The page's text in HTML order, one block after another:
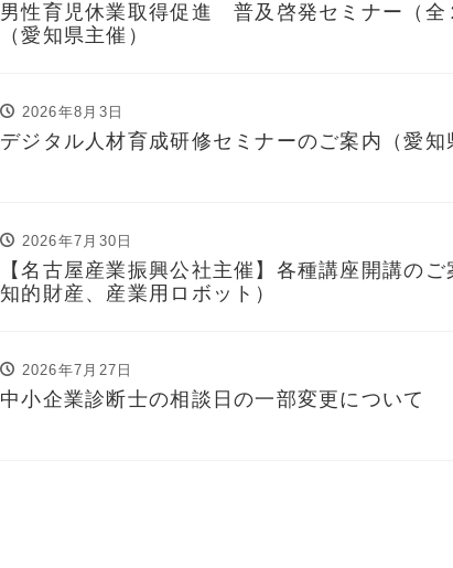
男性育児休業取得促進 普及啓発セミナー（全
（愛知県主催）
2026年8月3日
デジタル人材育成研修セミナーのご案内（愛知
2026年7月30日
【名古屋産業振興公社主催】各種講座開講のご
知的財産、産業用ロボット）
2026年7月27日
中小企業診断士の相談日の一部変更について